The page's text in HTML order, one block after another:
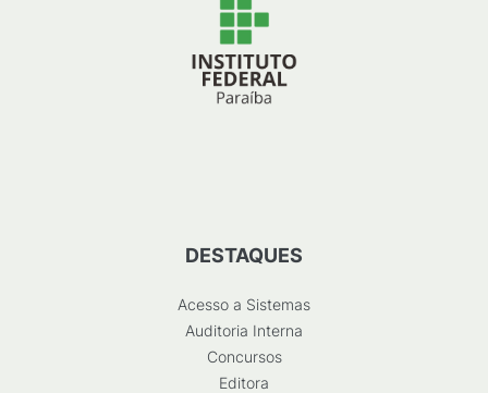
DESTAQUES
Acesso a Sistemas
Auditoria Interna
Concursos
Editora